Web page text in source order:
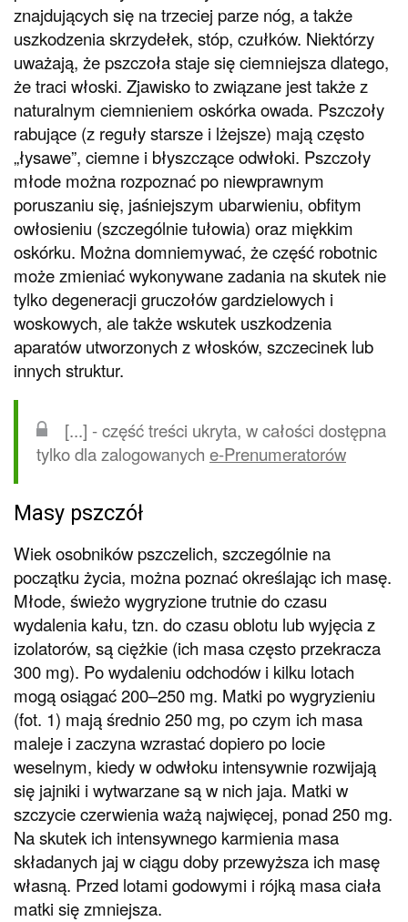
znajdujących się na trzeciej parze nóg, a także
uszkodzenia skrzydełek, stóp, czułków. Niektórzy
uważają, że pszczoła staje się ciemniejsza dlatego,
że traci włoski. Zjawisko to związane jest także z
naturalnym ciemnieniem oskórka owada. Pszczoły
rabujące (z reguły starsze i lżejsze) mają często
„łysawe”, ciemne i błyszczące odwłoki. Pszczoły
młode można rozpoznać po niewprawnym
poruszaniu się, jaśniejszym ubarwieniu, obfitym
owłosieniu (szczególnie tułowia) oraz miękkim
oskórku. Można domniemywać, że część robotnic
może zmieniać wykonywane zadania na skutek nie
tylko degeneracji gruczołów gardzielowych i
woskowych, ale także wskutek uszkodzenia
aparatów utworzonych z włosków, szczecinek lub
innych struktur.
[...] - część treści ukryta, w całości dostępna
tylko dla zalogowanych e-Prenumeratorów
Masy pszczół
Wiek osobników pszczelich, szczególnie na
początku życia, można poznać określając ich masę.
Młode, świeżo wygryzione trutnie do czasu
wydalenia kału, tzn. do czasu oblotu lub wyjęcia z
izolatorów, są ciężkie (ich masa często przekracza
300 mg). Po wydaleniu odchodów i kilku lotach
mogą osiągać 200–250 mg. Matki po wygryzieniu
(fot. 1) mają średnio 250 mg, po czym ich masa
maleje i zaczyna wzrastać dopiero po locie
weselnym, kiedy w odwłoku intensywnie rozwijają
się jajniki i wytwarzane są w nich jaja. Matki w
szczycie czerwienia ważą najwięcej, ponad 250 mg.
Na skutek ich intensywnego karmienia masa
składanych jaj w ciągu doby przewyższa ich masę
własną. Przed lotami godowymi i rójką masa ciała
matki się zmniejsza.